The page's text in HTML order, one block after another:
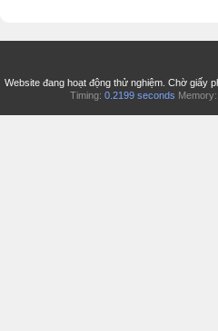
Website đang hoạt động thử nghiệm. Chờ giấy
Timing: 0.2199 seconds Memory: